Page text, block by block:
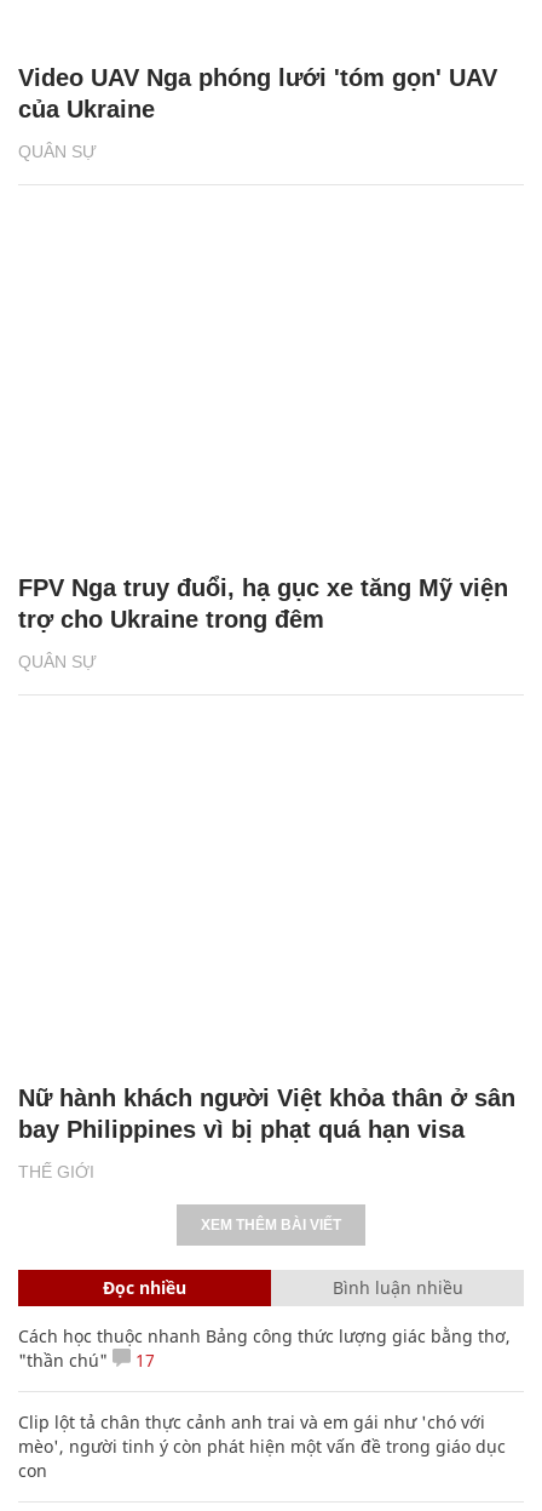
QUÂN SỰ
Video UAV Nga phóng lưới 'tóm gọn' UAV
của Ukraine
QUÂN SỰ
FPV Nga truy đuổi, hạ gục xe tăng Mỹ viện
trợ cho Ukraine trong đêm
THẾ GIỚI
Nữ hành khách người Việt khỏa thân ở sân
bay Philippines vì bị phạt quá hạn visa
XEM THÊM BÀI VIẾT
Đọc nhiều Bình luận nhiều
Cách học thuộc nhanh Bảng công thức lượng giác bằng thơ,
"thần chú"
17
Clip lột tả chân thực cảnh anh trai và em gái như 'chó với
mèo', người tinh ý còn phát hiện một vấn đề trong giáo dục
con